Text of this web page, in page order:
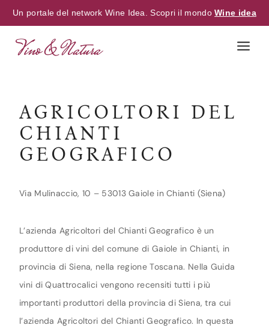
Un portale del network Wine Idea. Scopri il mondoWine idea
AGRICOLTORI DEL
CHIANTI
GEOGRAFICO
Via Mulinaccio, 10 – 53013 Gaiole in Chianti (Siena)
L’azienda Agricoltori del Chianti Geografico è un
produttore di vini del comune di Gaiole in Chianti, in
provincia di Siena, nella regione Toscana. Nella Guida
vini di Quattrocalici vengono recensiti tutti i più
importanti produttori della provincia di Siena, tra cui
l’azienda Agricoltori del Chianti Geografico. In questa